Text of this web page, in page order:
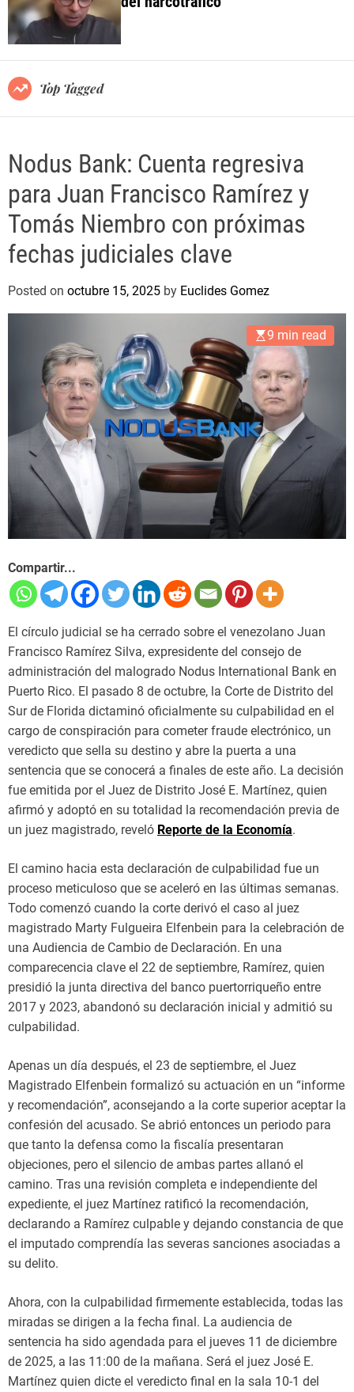
o
e
Top Tagged
Nodus Bank: Cuenta regresiva
para Juan Francisco Ramírez y
Tomás Niembro con próximas
fechas judiciales clave
Posted on octubre 15, 2025 by Euclides Gomez
9 min read
Compartir...
El círculo judicial se ha cerrado sobre el venezolano Juan
Francisco Ramírez Silva, expresidente del consejo de
administración del malogrado Nodus International Bank en
Puerto Rico. El pasado 8 de octubre, la Corte de Distrito del
Sur de Florida dictaminó oficialmente su culpabilidad en el
cargo de conspiración para cometer fraude electrónico, un
veredicto que sella su destino y abre la puerta a una
sentencia que se conocerá a finales de este año. La decisión
fue emitida por el Juez de Distrito José E. Martínez, quien
afirmó y adoptó en su totalidad la recomendación previa de
un juez magistrado, reveló Reporte de la Economía.
El camino hacia esta declaración de culpabilidad fue un
proceso meticuloso que se aceleró en las últimas semanas.
Todo comenzó cuando la corte derivó el caso al juez
magistrado Marty Fulgueira Elfenbein para la celebración de
una Audiencia de Cambio de Declaración. En una
comparecencia clave el 22 de septiembre, Ramírez, quien
presidió la junta directiva del banco puertorriqueño entre
2017 y 2023, abandonó su declaración inicial y admitió su
culpabilidad.
Apenas un día después, el 23 de septiembre, el Juez
Magistrado Elfenbein formalizó su actuación en un “informe
y recomendación”, aconsejando a la corte superior aceptar la
confesión del acusado. Se abrió entonces un periodo para
que tanto la defensa como la fiscalía presentaran
objeciones, pero el silencio de ambas partes allanó el
camino. Tras una revisión completa e independiente del
expediente, el juez Martínez ratificó la recomendación,
declarando a Ramírez culpable y dejando constancia de que
el imputado comprendía las severas sanciones asociadas a
su delito.
Ahora, con la culpabilidad firmemente establecida, todas las
miradas se dirigen a la fecha final. La audiencia de
sentencia ha sido agendada para el jueves 11 de diciembre
de 2025, a las 11:00 de la mañana. Será el juez José E.
Martínez quien dicte el veredicto final en la sala 10-1 del